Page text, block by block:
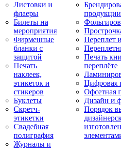
Листовки и
флаеры
Билеты на
мероприятия
Фирменные
бланки с
защитой
Печать
наклеек,
этикеток и
стикеров
Буклеты
Скретч-
этикетки
Свадебная
полиграфия
Журналы и
продукции
Переплет
Печать
переплёте
Цифровая
Офсетная
Дизайн и
Порядок